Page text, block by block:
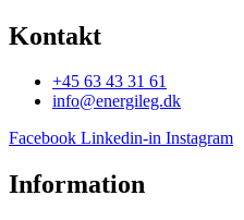
Kontakt
+45 63 43 31 61
info@energileg.dk
Facebook Linkedin-in Instagram
Information